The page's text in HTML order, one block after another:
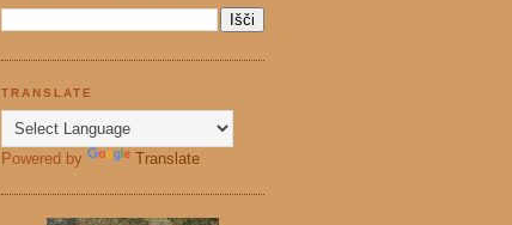
TRANSLATE
Powered by Translate